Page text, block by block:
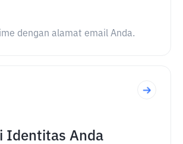
dengan alamat email Anda.
Identitas Anda